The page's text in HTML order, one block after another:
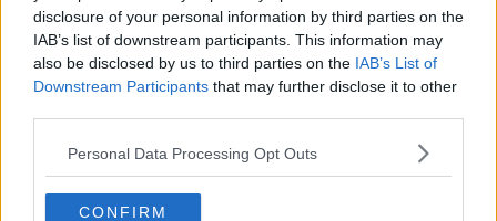
disclosure of your personal information by third parties on the
IAB’s list of downstream participants. This information may
also be disclosed by us to third parties on the IAB’s List of
Downstream Participants that may further disclose it to other
Personal Data Processing Opt Outs
CONFIRM
care se condimenteaza cu sare si piper dupa gust.Se
scot scobitorile din rulade si se servesc calde alaturi de
cartofi, feliile de mar pastrate si sos, totul presarat cu
Aici aveti o sectiune si asigurarile mele ca merita sa
incercati reteta, a iesit ceva bun de sa te lingi pe